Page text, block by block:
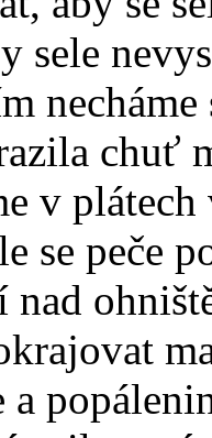
sele
chuť
v
se peče
nad
a